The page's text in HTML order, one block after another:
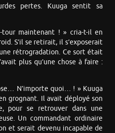
pertes. Kuuga sentit sa
maintenant ! » cria-t-il en
S’il se retirait, il s’exposerait
rétrogradation. Ce sort était
plus qu’une chose à faire :
N’importe quoi… ! » Kuuga
grognant. Il avait déployé son
pour se retrouver dans une
Un commandant ordinaire
et serait devenu incapable de